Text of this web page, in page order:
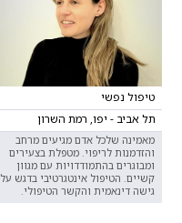
טיפול נפשי
תל אביב - יפו, רמת השרון
מאמינה שלכל אדם מגיעים מרחב
והזדמנות לריפוי. מטפלת בצעירים
ומבוגרים בהתמודדויות עם מגוון
קשיים. הטיפול אינטגרטיבי בדגש על
גישה דינאמית והקשר הטיפולי.